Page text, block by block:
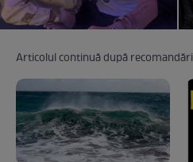
Articolul continuă după recomandări